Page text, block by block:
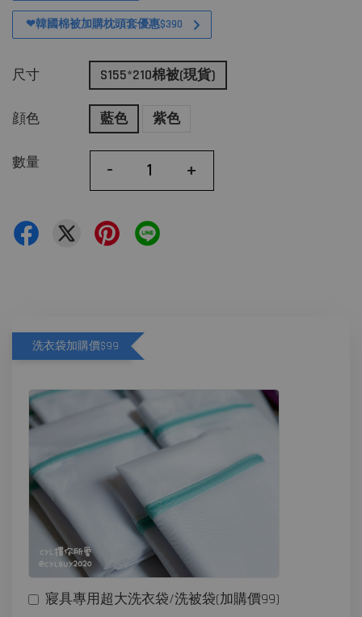
❤韓國棉被加購枕頭套優惠$390
尺寸 S155*210棉被(現貨)
顔色 藍色 紫色
數量 - +
洗衣袋加購價$99
寢具專用超大洗衣袋/洗被袋(加購價99)